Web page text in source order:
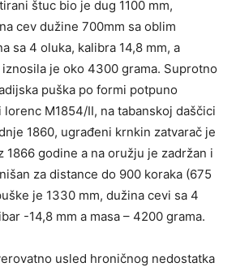
štuc bio je dug 1100 mm,
cev dužine 700mm sa oblim
sa 4 oluka, kalibra 14,8 mm, a
je oko 4300 grama. Suprotno
puška po formi potpuno
M1854/II, na tabanskoj daščici
1860, ugrađeni krnkin zatvarač je
1866 godine a na oružju je zadržan i
za distance do 900 koraka (675
je 1330 mm, dužina cevi sa 4
-14,8 mm a masa – 4200 grama.
usled hroničnog nedostatka